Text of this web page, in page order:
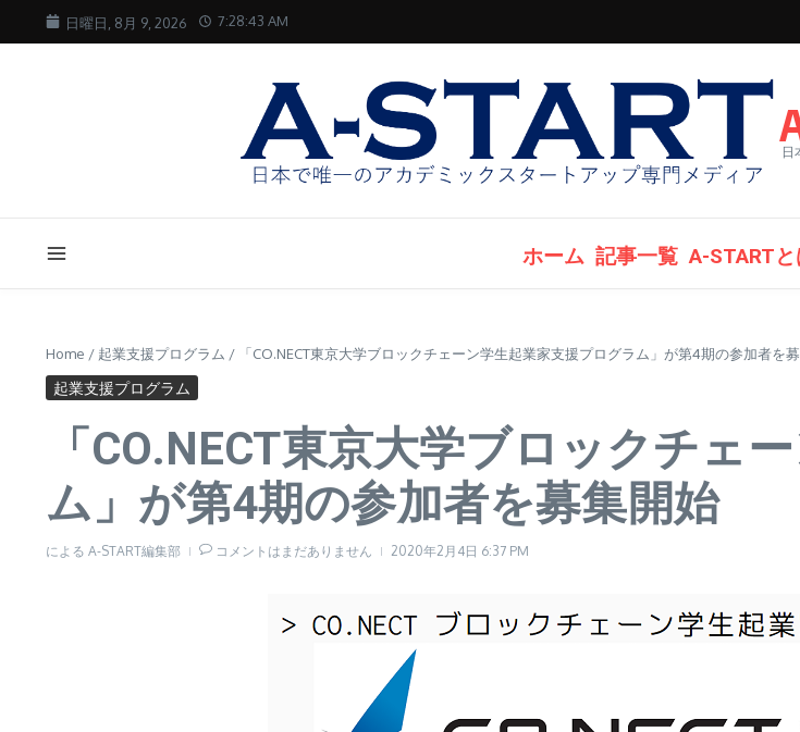
コンテンツへスキップ
日曜日, 8月 9, 2026 7:28:44 AM
日
ホーム 記事一覧 A-STARTと
Home / 起業支援プログラム / 「CO.NECT東京大学ブロックチェーン学生起業家支援プログラム」が第4期の参加者を
起業支援プログラム
「CO.NECT東京大学ブロックチェ
ム」が第4期の参加者を募集開始
による A-START編集部 コメントはまだありません 2020年2月4日 6:37 PM